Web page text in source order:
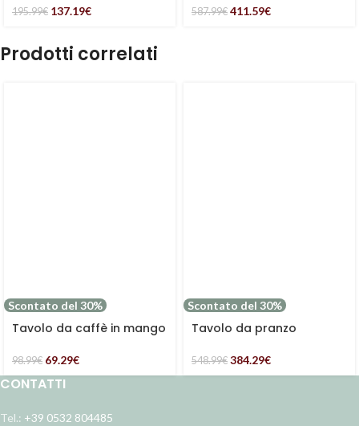
Pino e MDF
195.99€ 137.19€
miele e grigio
587.99€ 411.59€
Prodotti correlati
Scontato del 30%
Tavolo da caffè in mango
98.99€ 69.29€
Scontato del 30%
Tavolo da pranzo
548.99€ 384.29€
CONTATTI
Tel.: +39 0532 804485